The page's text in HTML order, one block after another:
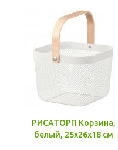
РИСАТОРП Корзина,
белый, 25x26x18 см